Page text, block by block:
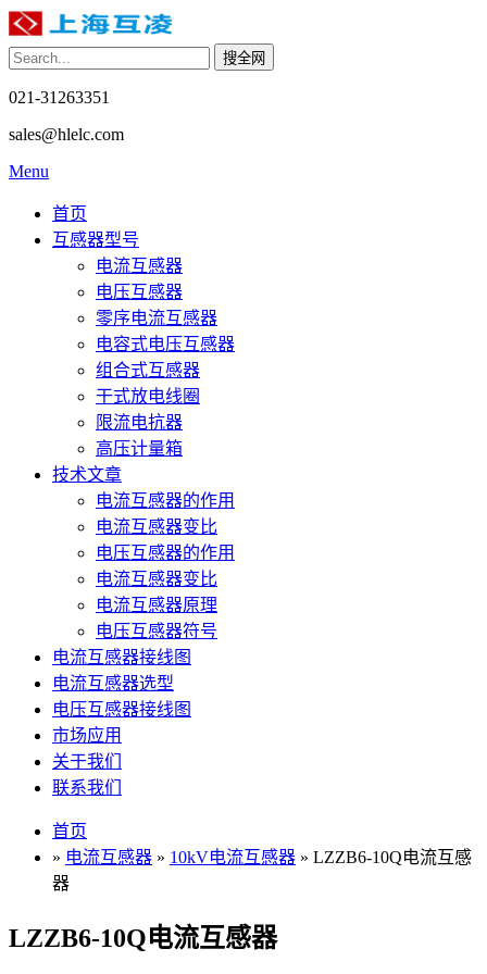
021-31263351
sales@hlelc.com
Menu
首页
互感器型号
电流互感器
电压互感器
零序电流互感器
电容式电压互感器
组合式互感器
干式放电线圈
限流电抗器
高压计量箱
技术文章
电流互感器的作用
电流互感器变比
电压互感器的作用
电流互感器变比
电流互感器原理
电压互感器符号
电流互感器接线图
电流互感器选型
电压互感器接线图
市场应用
关于我们
联系我们
首页
» 电流互感器 » 10kV电流互感器 » LZZB6-10Q电流互感
器
LZZB6-10Q电流互感器